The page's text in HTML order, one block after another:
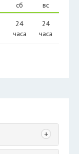
сб
24
часа
вс
24
часа
+